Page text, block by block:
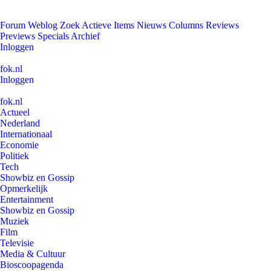
Forum Weblog Zoek Actieve Items Nieuws Columns Reviews
Previews Specials Archief
Inloggen
fok.nl
Inloggen
fok.nl
Actueel
Nederland
Internationaal
Economie
Politiek
Tech
Showbiz en Gossip
Opmerkelijk
Entertainment
Showbiz en Gossip
Muziek
Film
Televisie
Media & Cultuur
Bioscoopagenda